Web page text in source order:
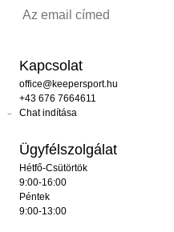
Kapcsolat
office@keepersport.hu
+43 676 7664611
Chat indítása
Ügyfélszolgálat
Hétfő-Csütörtök
9:00-16:00
Péntek
9:00-13:00